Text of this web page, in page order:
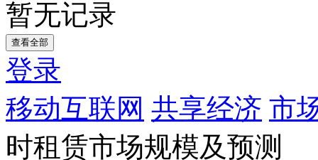
暂无记录
查看全部
登录
移动互联网 共享经济 市
时租赁市场规模及预测